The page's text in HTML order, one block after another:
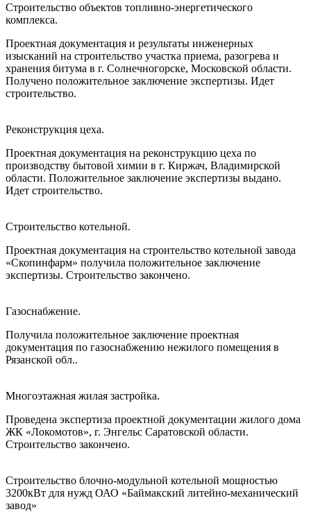
Строительство объектов топливно-энергетического
комплекса.
Проектная документация и результаты инженерных
изысканий на строительство участка приема, разогрева и
хранения битума в г. Солнечногорске, Московской области.
Получено положительное заключение экспертизы. Идет
строительство.
Реконструкция цеха.
Проектная документация на реконструкцию цеха по
производству бытовой химии в г. Киржач, Владимирской
области. Положительное заключение экспертизы выдано.
Идет строительство.
Строительство котельной.
Проектная документация на строительство котельной завода
«Скопинфарм» получила положительное заключение
экспертизы. Строительство закончено.
Газоснабжение.
Получила положительное заключение проектная
документация по газоснабжению нежилого помещения в
Рязанской обл..
Многоэтажная жилая застройка.
Проведена экспертиза проектной документации жилого дома
ЖК «Локомотов», г. Энгельс Саратовской области.
Строительство закончено.
Строительство блочно-модульной котельной мощностью
3200кВт для нужд ОАО «Баймакский литейно-механический
завод»